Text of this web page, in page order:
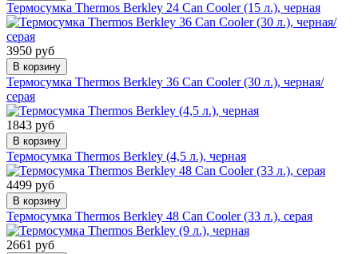
Термосумка Thermos Berkley 24 Can Cooler (15 л.), черная
3950 руб
В корзину
Термосумка Thermos Berkley 36 Can Cooler (30 л.), черная/
серая
1843 руб
В корзину
Термосумка Thermos Berkley (4,5 л.), черная
4499 руб
В корзину
Термосумка Thermos Berkley 48 Can Cooler (33 л.), серая
2661 руб